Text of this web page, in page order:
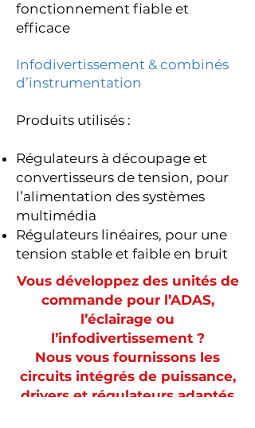
fonctionnement fiable et
efficace
Infodivertissement & combinés
d’instrumentation
Produits utilisés :
Régulateurs à découpage et
convertisseurs de tension, pour
l’alimentation des systèmes
multimédia
Régulateurs linéaires, pour une
tension stable et faible en bruit
Vous développez des unités de
commande pour l’ADAS,
l’éclairage ou
l’infodivertissement ?
Nous vous fournissons les
circuits intégrés de puissance,
drivers et régulateurs adaptés